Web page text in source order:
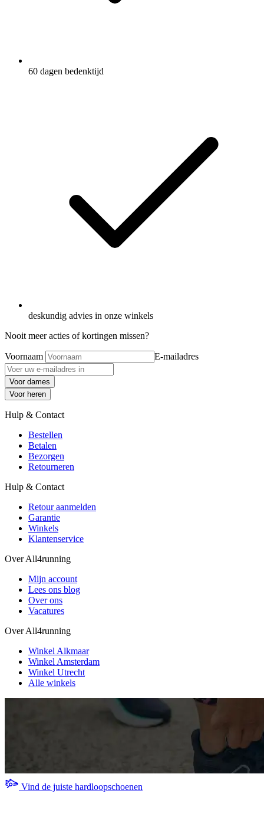
60 dagen bedenktijd
deskundig advies in onze winkels
Nooit meer acties of kortingen missen?
Voornaam E-mailadres
Voor dames
Voor heren
Hulp & Contact
Bestellen
Betalen
Bezorgen
Retourneren
Hulp & Contact
Retour aanmelden
Garantie
Winkels
Klantenservice
Over All4running
Mijn account
Lees ons blog
Over ons
Vacatures
Over All4running
Winkel Alkmaar
Winkel Amsterdam
Winkel Utrecht
Alle winkels
Vind de juiste hardloopschoenen